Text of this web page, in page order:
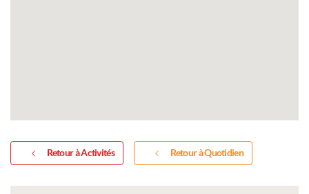
Retour à Activités Retour à Quotidien